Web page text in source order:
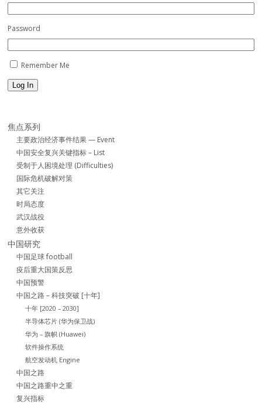
Password
Remember Me
Log In
焦点系列
主要政治经济事件结果 — Event
中国安全复兴关键指标 – List
受制于人困境处理 (Difficulties)
国际危机破解对策
其它关注
时局态度
武汉战役
意外收获
中国研究
中国足球 football
疫后重大国策反思
中国预警
中国之路 – 科技突破 [十年]
十年 [2020 – 2030]
半导体芯片 (华为保卫战)
华为 – 旗帜 (Huawei)
软件操作系统
航空发动机 Engine
中国之路
中国之路重中之重
复兴指标